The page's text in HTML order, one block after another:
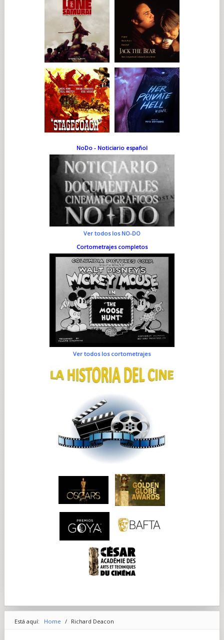
NoDo - Noticiario español
Ver todos los NO-DO
Cortometrajes completos
Ver todos los cortometrajes
Está aquí: Home / Richard Deacon